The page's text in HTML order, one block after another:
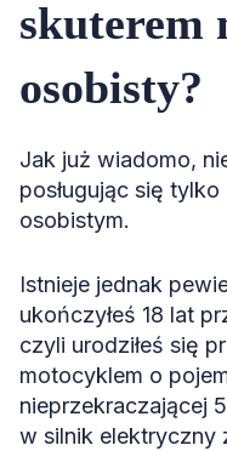
skuterem
osobisty?
Jak już wiadomo,
posługując się
osobistym.
Istnieje jednak
ukończyłeś 18 lat
czyli urodziłeś się
motocyklem o
nieprzekraczającej
w silnik elektryczny